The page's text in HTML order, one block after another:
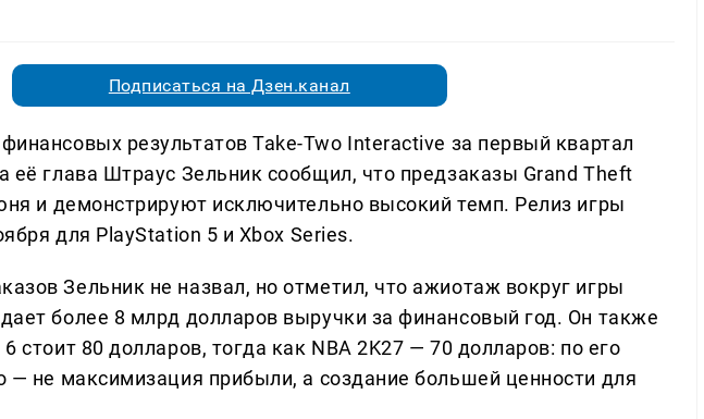
Подписаться на Дзен.канал
результатов Take-Two Interactive за первый квартал
её глава Штраус Зельник сообщил, что предзаказы Grand Theft
и демонстрируют исключительно высокий темп. Релиз игры
для PlayStation 5 и Xbox Series.
Зельник не назвал, но отметил, что ажиотаж вокруг игры
более 8 млрд долларов выручки за финансовый год. Он также
стоит 80 долларов, тогда как NBA 2K27 — 70 долларов: по его
— не максимизация прибыли, а создание большей ценности для